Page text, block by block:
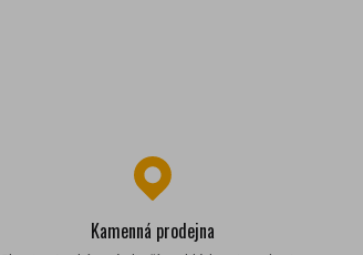
Kamenná prodejna